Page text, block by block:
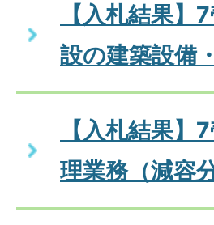
【入札結果
設の建築設備
【入札結果
理業務（減容分